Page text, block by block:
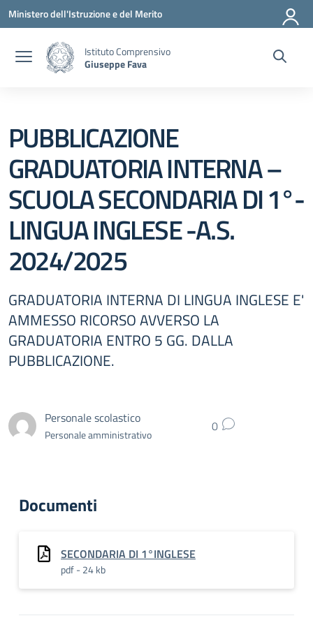
Vai ai contenuti
Vai al menu di navigazione
Vai al footer
Ministero dell'Istruzione e del Merito
Istituto Comprensivo
Giuseppe Fava
PUBBLICAZIONE
GRADUATORIA INTERNA –
SCUOLA SECONDARIA DI 1°-
LINGUA INGLESE -A.S.
2024/2025
GRADUATORIA INTERNA DI LINGUA INGLESE E'
AMMESSO RICORSO AVVERSO LA
GRADUATORIA ENTRO 5 GG. DALLA
PUBBLICAZIONE.
Personale scolastico
Personale amministrativo 0
Documenti
SECONDARIA DI 1°INGLESE
pdf - 24 kb